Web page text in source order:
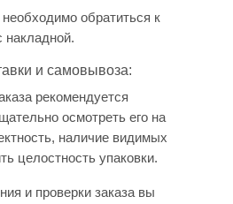
обратиться к
накладной.
и самовывоза:
рекомендуется
осмотреть его на
наличие видимых
целостность упаковки.
и проверки заказа вы